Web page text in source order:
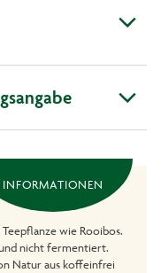
INFORMATIONEN
wie Rooibos.
nicht fermentiert.
Natur aus koffeinfrei